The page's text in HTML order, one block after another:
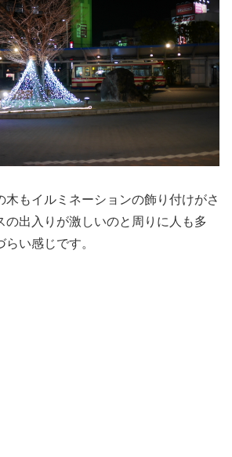
木もイルミネーションの飾り付けがさ
の出入りが激しいのと周りに人も多
い感じです。